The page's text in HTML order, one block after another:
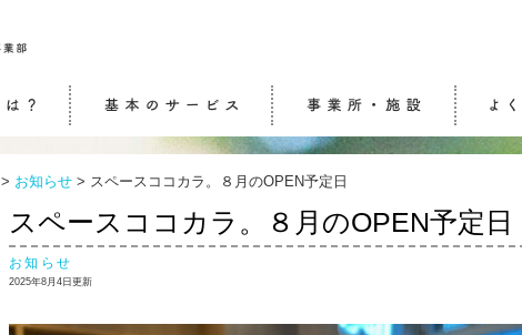
生活介護・自立訓練
通所介護（デイサービ
ス）
ケアマネジメント ケアセンターふらっと
ケアセンターwith
ケアステーション連
ケア相談センター結
> お知らせ > スペースココカラ。８月のOPEN予定日
スペースココカラ。８月のOPEN予定日
お知らせ
2025年8月4日更新